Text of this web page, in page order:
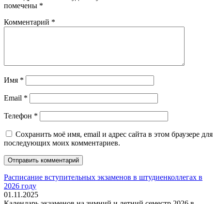
помечены *
Комментарий *
Имя *
Email *
Телефон *
Сохранить моё имя, email и адрес сайта в этом браузере для
последующих моих комментариев.
Расписание вступительных экзаменов в штудиенколлегах в
2026 году
01.11.2025